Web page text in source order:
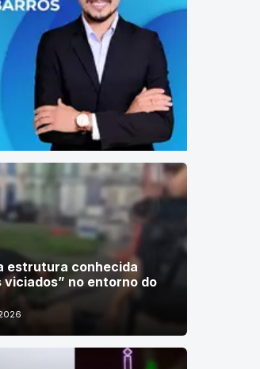
estrutura conhecida
viciados” no entorno do